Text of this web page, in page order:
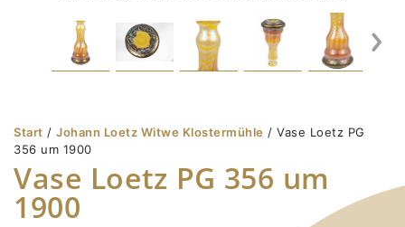
Start / Johann Loetz Witwe Klostermühle / Vase Loetz PG
356 um 1900
Vase Loetz PG 356 um
1900